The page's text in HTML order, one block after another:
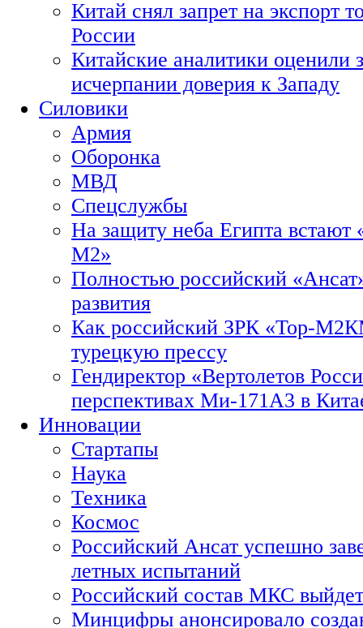
Китай снял запрет на экспорт
России
Китайские аналитики оценили
исчерпании доверия к Западу
Силовики
Армия
Оборонка
МВД
Спецслужбы
На защиту неба Египта встают
М2»
Полностью российский
развития
Как российский ЗРК «Тор-
турецкую прессу
Гендиректор «Вертолетов
перспективах Ми-171А3 в
Инновации
Стартапы
Наука
Техника
Космос
Российский Ансат успешно
летных испытаний
Российский состав МКС
Минцифры анонсировало